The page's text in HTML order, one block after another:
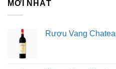
trắng trong tủ lạnh
thường) và lấy ra trước 20
MỚI NHẤT
Rượu Vang